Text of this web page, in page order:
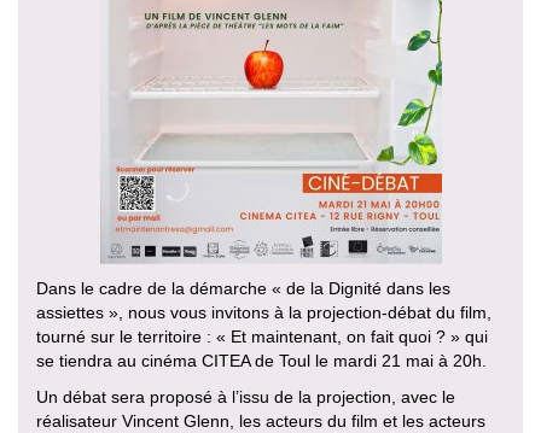
Dans le cadre de la démarche « de la Dignité dans les
assiettes », nous vous invitons à la projection-débat du film,
tourné sur le territoire : « Et maintenant, on fait quoi ? » qui
se tiendra au cinéma CITEA de Toul le mardi 21 mai à 20h.
Un débat sera proposé à l’issu de la projection, avec le
réalisateur Vincent Glenn, les acteurs du film et les acteurs